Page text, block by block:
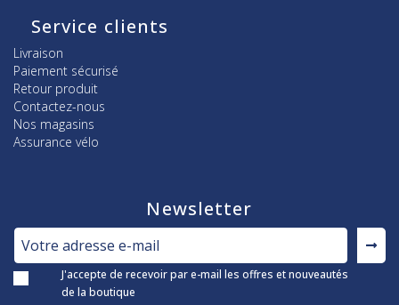
Service clients
Livraison
Paiement sécurisé
Retour produit
Contactez-nous
Nos magasins
Assurance vélo
Newsletter
J'accepte de recevoir par e-mail les offres et nouveautés
de la boutique